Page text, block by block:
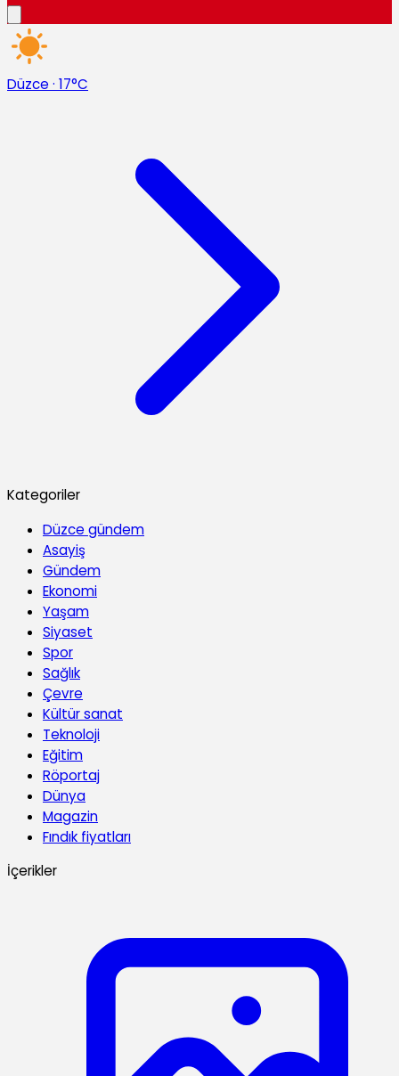
Düzce · 17°C
Kategoriler
Düzce gündem
Asayiş
Gündem
Ekonomi
Yaşam
Siyaset
Spor
Sağlık
Çevre
Kültür sanat
Teknoloji
Eğitim
Röportaj
Dünya
Magazin
Fındık fiyatları
İçerikler